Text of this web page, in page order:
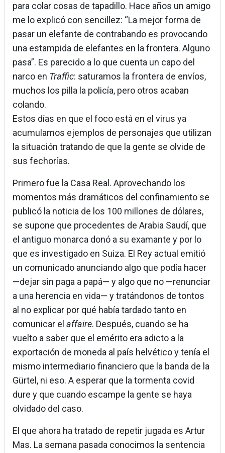
para colar cosas de tapadillo. Hace años un amigo
me lo explicó con sencillez: “La mejor forma de
pasar un elefante de contrabando es provocando
una estampida de elefantes en la frontera. Alguno
pasa”. Es parecido a lo que cuenta un capo del
narco en Traffic: saturamos la frontera de envíos,
muchos los pilla la policía, pero otros acaban
colando.
Estos días en que el foco está en el virus ya
acumulamos ejemplos de personajes que utilizan
la situación tratando de que la gente se olvide de
sus fechorías.
Primero fue la Casa Real. Aprovechando los
momentos más dramáticos del confinamiento se
publicó la noticia de los 100 millones de dólares,
se supone que procedentes de Arabia Saudí, que
el antiguo monarca donó a su examante y por lo
que es investigado en Suiza. El Rey actual emitió
un comunicado anunciando algo que podía hacer
—dejar sin paga a papá— y algo que no —renunciar
a una herencia en vida— y tratándonos de tontos
al no explicar por qué había tardado tanto en
comunicar el affaire. Después, cuando se ha
vuelto a saber que el emérito era adicto a la
exportación de moneda al país helvético y tenía el
mismo intermediario financiero que la banda de la
Gürtel, ni eso. A esperar que la tormenta covid
dure y que cuando escampe la gente se haya
olvidado del caso.
El que ahora ha tratado de repetir jugada es Artur
Mas. La semana pasada conocimos la sentencia